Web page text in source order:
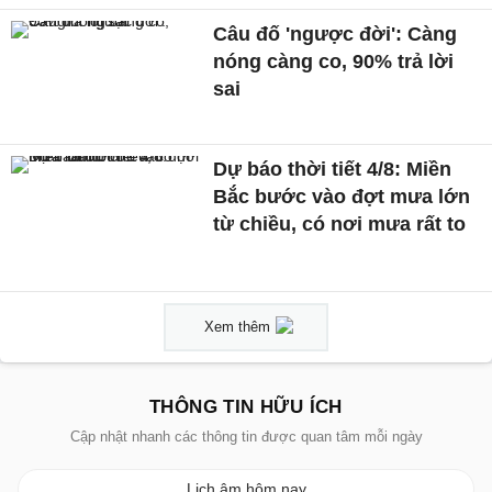
Câu đố 'ngược đời': Càng
nóng càng co, 90% trả lời
sai
Dự báo thời tiết 4/8: Miền
Bắc bước vào đợt mưa lớn
từ chiều, có nơi mưa rất to
Xem thêm
THÔNG TIN HỮU ÍCH
Cập nhật nhanh các thông tin được quan tâm mỗi ngày